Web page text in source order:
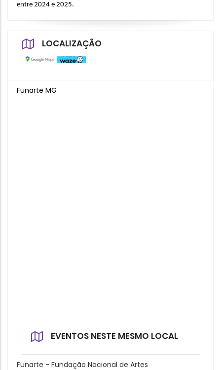
entre 2024 e 2025.
LOCALIZAÇÃO
Funarte MG
EVENTOS NESTE MESMO LOCAL
Funarte - Fundação Nacional de Artes